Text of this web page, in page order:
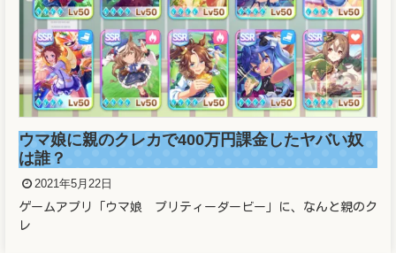
金したヤバい奴
ー」に、なんと親のク
溜席の妖精（タニマチのお
像と正体がヤバかった！！
2021年5月21日
溜席で大相撲を観戦している女性
の